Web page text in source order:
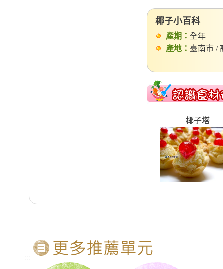
椰子小百科
產期： 全年
產地： 臺南市 /
椰子塔